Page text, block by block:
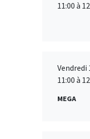
11:00 à
Vendredi
11:00 à
MEGA